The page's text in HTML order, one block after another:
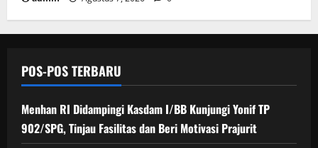
POS-POS TERBARU
Menhan RI Didampingi Kasdam I/BB Kunjungi Yonif TP
902/SPG, Tinjau Fasilitas dan Beri Motivasi Prajurit